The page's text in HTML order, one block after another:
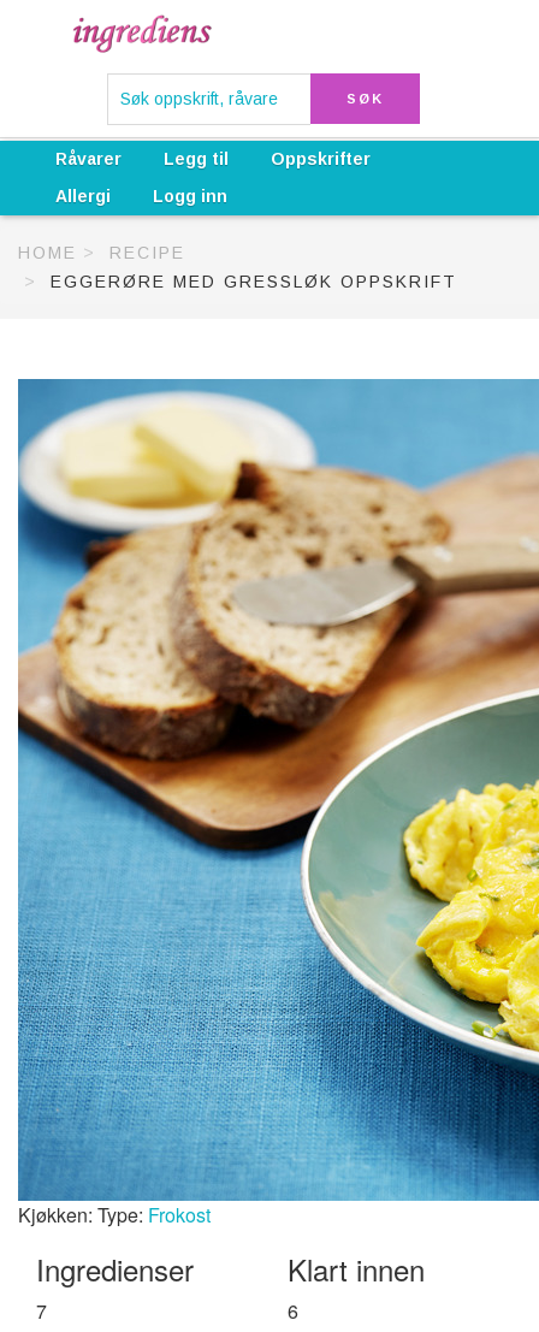
Råvarer Legg til
Oppskrifter
Allergi
Logg inn
HOME
RECIPE
EGGERØRE MED GRESSLØK OPPSKRIFT
Kjøkken: Type: Frokost
Ingredienser
7
Klart innen
6